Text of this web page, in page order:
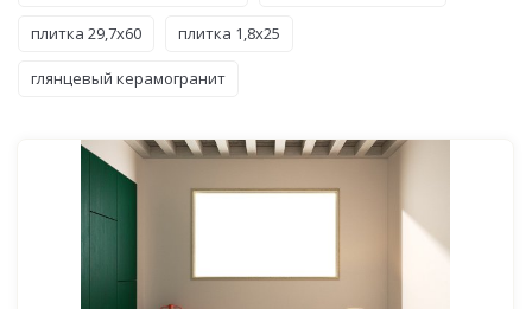
плитка 29,7x60 плитка 1,8x25
глянцевый керамогранит